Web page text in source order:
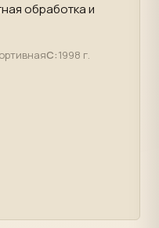
обработка и
С:1998 г.